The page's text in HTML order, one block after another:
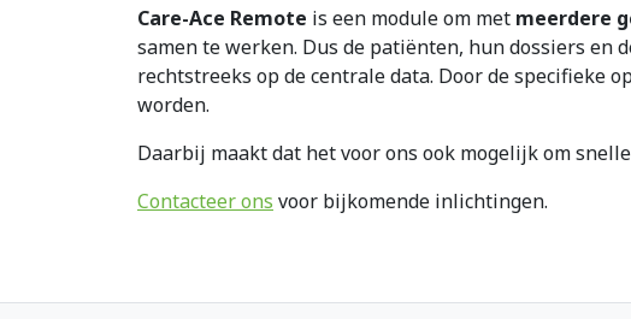
Care-Ace Remote is een module om met meerdere
samen te werken. Dus de patiënten, hun dossiers en
rechtstreeks op de centrale data. Door de specifieke
worden.
Daarbij maakt dat het voor ons ook mogelijk om
Contacteer ons voor bijkomende inlichtingen.